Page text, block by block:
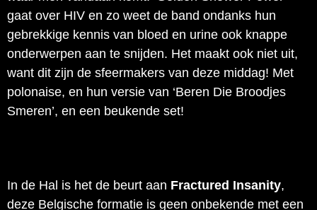
gaat over HIV en zo weet de band ondanks hun
gebrekkige kennis van bloed en urine ook knappe
onderwerpen aan te snijden. Het maakt ook niet uit,
want dit zijn de sfeermakers van deze middag! Met
polonaise, en hun versie van ‘Beren Die Broodjes
Smeren’, en een beukende set!
In de Hal is het de beurt aan Fractured Insanity,
deze Belgische formatie is geen onbekende met een